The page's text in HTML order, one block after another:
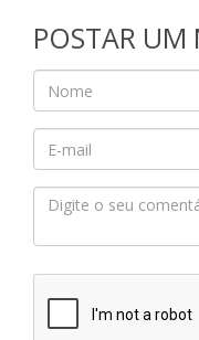
POSTAR